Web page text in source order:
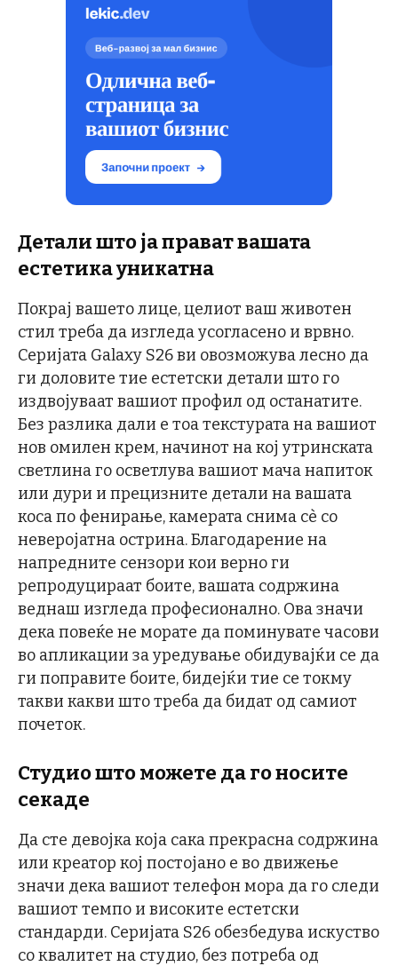
Детали што ја прават вашата
естетика уникатна
Покрај вашето лице, целиот ваш животен
стил треба да изгледа усогласено и врвно.
Серијата Galaxy S26 ви овозможува лесно да
ги доловите тие естетски детали што го
издвојуваат вашиот профил од останатите.
Без разлика дали е тоа текстурата на вашиот
нов омилен крем, начинот на кој утринската
светлина го осветлува вашиот мача напиток
или дури и прецизните детали на вашата
коса по фенирање, камерата снима сè со
неверојатна острина. Благодарение на
напредните сензори кои верно ги
репродуцираат боите, вашата содржина
веднаш изгледа професионално. Ова значи
дека повеќе не морате да поминувате часови
во апликации за уредување обидувајќи се да
ги поправите боите, бидејќи тие се токму
такви какви што треба да бидат од самиот
почеток.
Студио што можете да го носите
секаде
Да сте девојка која сака прекрасна содржина
или креатор кој постојано е во движење
значи дека вашиот телефон мора да го следи
вашиот темпо и високите естетски
стандарди. Серијата S26 обезбедува искуство
со квалитет на студио, без потреба од